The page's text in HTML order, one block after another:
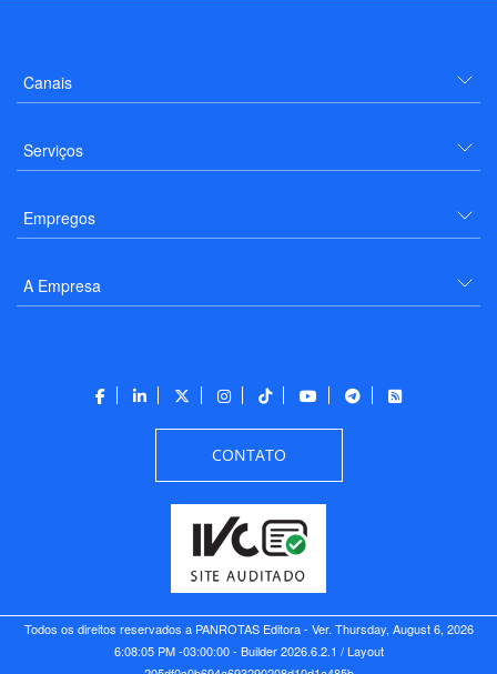
Canais
Serviços
Empregos
A Empresa
CONTATO
Todos os direitos reservados a PANROTAS Editora - Ver. Thursday, August 6, 2026
6:08:05 PM -03:00:00 - Builder 2026.6.2.1 / Layout